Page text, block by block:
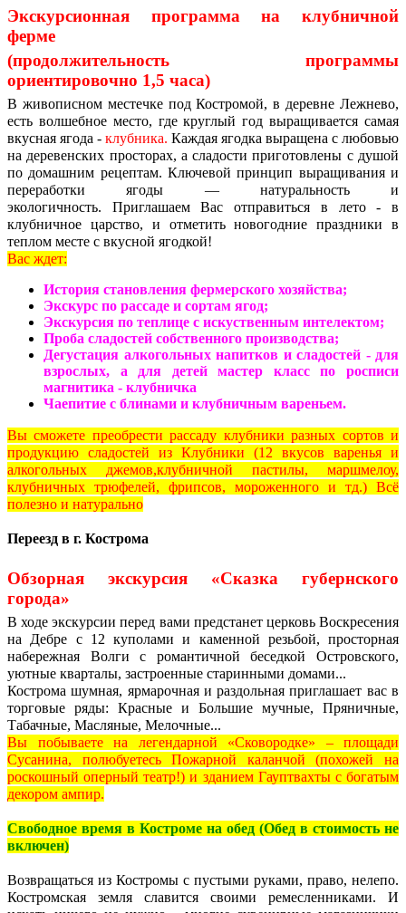
Экскурсионная программа на клубничной
ферме
(продолжительность программы
ориентировочно 1,5 часа)
В живописном местечке под Костромой, в деревне Лежнево,
есть волшебное место, где круглый год выращивается самая
вкусная ягода - клубника. Каждая ягодка выращена с любовью
на деревенских просторах, а сладости приготовлены с душой
по домашним рецептам. Ключевой принцип выращивания и
переработки ягоды — натуральность и
экологичность. Приглашаем Вас отправиться в лето - в
клубничное царство, и отметить новогодние праздники в
теплом месте с вкусной ягодкой!
Вас ждет:
История становления фермерского хозяйства;
Экскурс по рассаде и сортам ягод;
Экскурсия по теплице с искуственным интелектом;
Проба сладостей собственного производства;
Дегустация алкогольных напитков и сладостей - для
взрослых, а для детей мастер класс по росписи
магнитика - клубничка
Чаепитие с блинами и клубничным вареньем.
Вы сможете преобрести рассаду клубники разных сортов и
продукцию сладостей из Клубники (12 вкусов варенья и
алкогольных джемов,клубничной пастилы, маршмелоу,
клубничных трюфелей, фрипсов, мороженного и тд.) Всё
полезно и натурально
Переезд в г. Кострома
Обзорная экскурсия «Сказка губернского
города»
В ходе экскурсии перед вами предстанет церковь Воскресения
на Дебре с 12 куполами и каменной резьбой, просторная
набережная Волги с романтичной беседкой Островского,
уютные кварталы, застроенные старинными домами...
Кострома шумная, ярмарочная и раздольная приглашает вас в
торговые ряды: Красные и Большие мучные, Пряничные,
Табачные, Масляные, Мелочные...
Вы побываете на легендарной «Сковородке» – площади
Сусанина, полюбуетесь Пожарной каланчой (похожей на
роскошный оперный театр!) и зданием Гауптвахты с богатым
декором ампир.
Свободное время в Костроме на обед (Обед в стоимость не
включен)
Возвращаться из Костромы с пустыми руками, право, нелепо.
Костромская земля славится своими ремесленниками. И